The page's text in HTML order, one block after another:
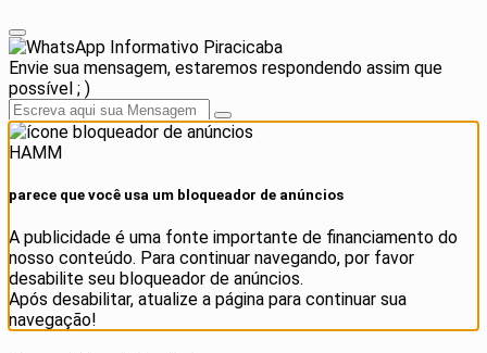
Informativo Piracicaba
Envie sua mensagem, estaremos respondendo assim que
possível ; )
HAMM
parece que você usa um bloqueador de anúncios
A publicidade é uma fonte importante de financiamento do
nosso conteúdo. Para continuar navegando, por favor
desabilite seu bloqueador de anúncios.
Após desabilitar, atualize a página para continuar sua
navegação!